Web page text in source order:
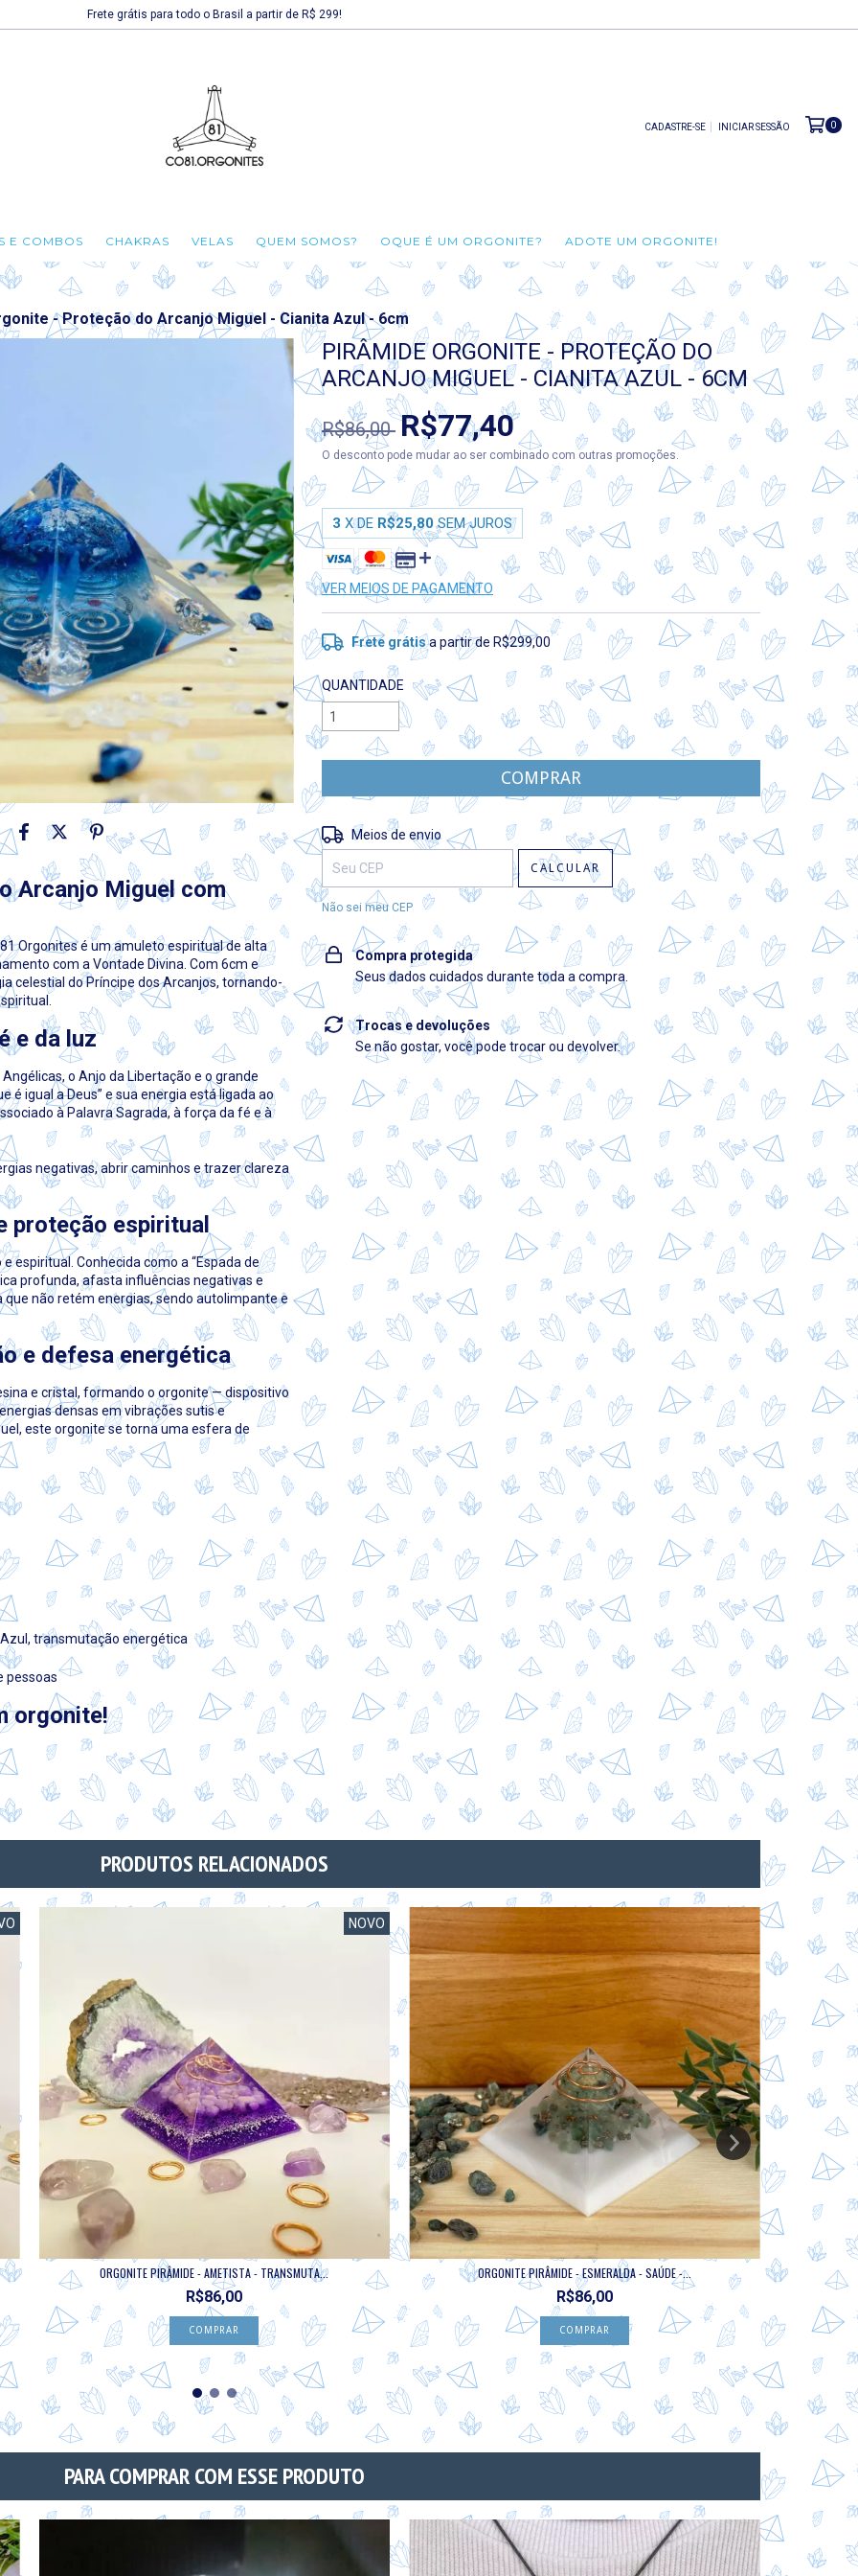
Frete grátis para todo o Brasil a partir de R$ 299!
CADASTRE-SE INICIAR SESSÃO 0
E COMBOS CHAKRAS VELAS QUEM SOMOS? OQUE É UM ORGONITE? ADOTE UM ORGONITE!
- Proteção do Arcanjo Miguel - Cianita Azul - 6cm
Arcanjo Miguel com
Orgonites é um amuleto espiritual de alta
com a Vontade Divina. Com 6cm e
celestial do Príncipe dos Arcanjos, tornando-
e da luz
o Anjo da Libertação e o grande
é igual a Deus” e sua energia está ligada ao
à Palavra Sagrada, à força da fé e à
negativas, abrir caminhos e trazer clareza
proteção espiritual
espiritual. Conhecida como a “Espada de
profunda, afasta influências negativas e
que não retém energias, sendo autolimpante e
e defesa energética
e cristal, formando o orgonite — dispositivo
densas em vibrações sutis e
este orgonite se torna uma esfera de
transmutação energética
pessoas
orgonite!
PIRÂMIDE ORGONITE - PROTEÇÃO DO
ARCANJO MIGUEL - CIANITA AZUL - 6CM
R$86,00 R$77,40
O desconto pode mudar ao ser combinado com outras promoções.
3 X DE R$25,80 SEM JUROS
VER MEIOS DE PAGAMENTO
Frete grátisa partir de R$299,00
QUANTIDADE
Entregas para o CEP: ALTERAR CEP
Meios de envio
CALCULAR
Não sei meu CEP
Compra protegida
Seus dados cuidados durante toda a compra.
Trocas e devoluções
Se não gostar, você pode trocar ou devolver.
PRODUTOS RELACIONADOS
NOVO
ORGONITE PIRÂMIDE - AMETISTA - TRANSMUTA...
R$86,00
ORGONITE PIRÂMIDE - ESMERALDA - SAÚDE -...
R$86,00
PARA COMPRAR COM ESSE PRODUTO